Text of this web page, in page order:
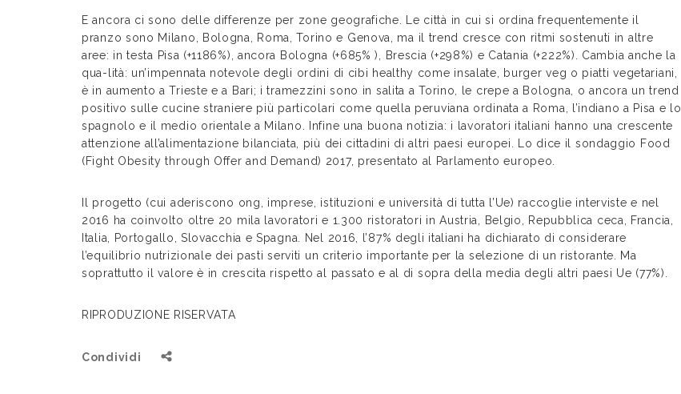
E ancora ci sono delle differenze per zone geografiche. Le città in cui si ordina frequentemente il
pranzo sono Milano, Bologna, Roma, Torino e Genova, ma il trend cresce con ritmi sostenuti in altre
aree: in testa Pisa (+1186%), ancora Bologna (+685% ), Brescia (+298%) e Catania (+222%). Cambia anche la
qua-lità: un’impennata notevole degli ordini di cibi healthy come insalate, burger veg o piatti vegetariani,
è in aumento a Trieste e a Bari; i tramezzini sono in salita a Torino, le crepe a Bologna, o ancora un trend
positivo sulle cucine straniere più particolari come quella peruviana ordinata a Roma, l’indiano a Pisa e lo
spagnolo e il medio orientale a Milano. Infine una buona notizia: i lavoratori italiani hanno una crescente
attenzione all’alimentazione bilanciata, più dei cittadini di altri paesi europei. Lo dice il sondaggio Food
(Fight Obesity through Offer and Demand) 2017, presentato al Parlamento europeo.
Il progetto (cui aderiscono ong, imprese, istituzioni e università di tutta l’Ue) raccoglie interviste e nel
2016 ha coinvolto oltre 20 mila lavoratori e 1.300 ristoratori in Austria, Belgio, Repubblica ceca, Francia,
Italia, Portogallo, Slovacchia e Spagna. Nel 2016, l’87% degli italiani ha dichiarato di considerare
l’equilibrio nutrizionale dei pasti serviti un criterio importante per la selezione di un ristorante. Ma
soprattutto il valore è in crescita rispetto al passato e al di sopra della media degli altri paesi Ue (77%).
RIPRODUZIONE RISERVATA
Condividi